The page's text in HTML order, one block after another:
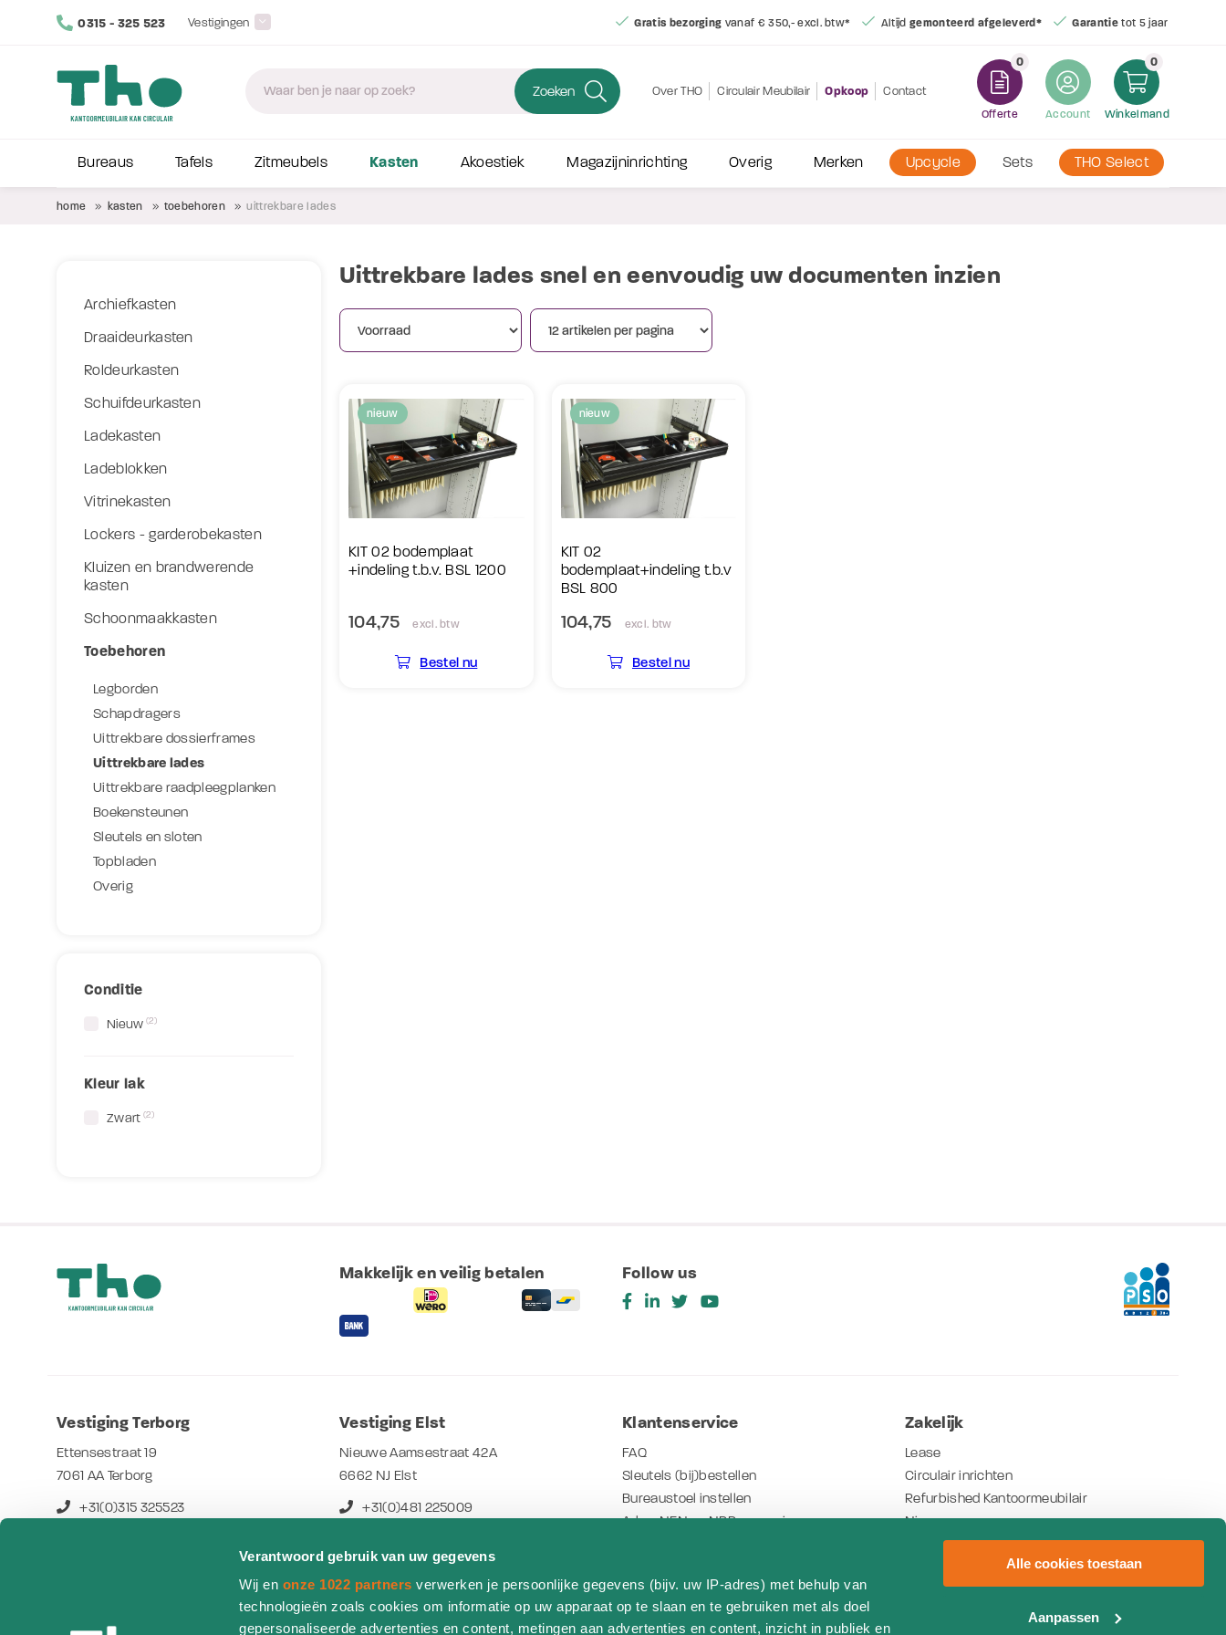
Verantwoord gebruik van uw gegevens
Wij en onze 1022 partners verwerken je persoonlijke gegevens (bijv. uw IP-adres) met behulp van
technologieën zoals cookies om informatie op uw apparaat op te slaan en te gebruiken met als doel
gepersonaliseerde advertenties en content, metingen aan advertenties en content, inzicht in publiek en
Alle cookies toestaan
Aanpassen
0315 - 325 523 Vestigingen Gratis bezorging vanaf € 350,- excl. btw* Altijdgemonteerd afgeleverd* Garantietot 5 jaar
Over THO Circulair Meubilair Opkoop Contact
0
Winkelmand
Account
0
Offerte
Zoeken
Bureaus Tafels Zitmeubels Kasten Akoestiek Magazijninrichting Overig Merken Upcycle Sets THO Select
home kasten toebehoren uittrekbare lades
Archiefkasten
Draaideurkasten
Roldeurkasten
Schuifdeurkasten
Ladekasten
Ladeblokken
Vitrinekasten
Lockers - garderobekasten
Kluizen en brandwerende
kasten
Schoonmaakkasten
Toebehoren
Legborden
Schapdragers
Uittrekbare dossierframes
Uittrekbare lades
Uittrekbare raadpleegplanken
Boekensteunen
Sleutels en sloten
Topbladen
Overig
Conditie
Nieuw (2)
Kleur lak
Zwart (2)
Uittrekbare lades snel en eenvoudig uw documenten inzien
nieuw
KIT 02 bodemplaat
+indeling t.b.v. BSL 1200
104,75 excl. btw
Bestel nu
nieuw
KIT 02
bodemplaat+indeling t.b.v
BSL 800
104,75 excl. btw
Bestel nu
Makkelijk en veilig betalen Follow us
Vestiging Terborg
Ettensestraat 19
7061 AA Terborg
+31(0)315 325523
* Zie Google voor feestdagen
Vestiging Elst
Nieuwe Aamsestraat 42A
6662 NJ Elst
+31(0)481 225009
Openingstijden
Maandag: 13:00 - 17:00 uur
Klantenservice
FAQ
Sleutels (bij)bestellen
Bureaustoel instellen
Arbo- NEN en NPR normeringen
Stofsoorten - dessins
Bestelling herroepen
Zakelijk
Lease
Circulair inrichten
Refurbished Kantoormeubilair
Nieuws
Referenties